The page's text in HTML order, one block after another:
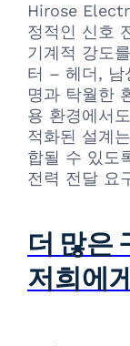
Hirose
정적인 신호
기계적 강도
터 – 헤더, 남
명과 탁월한
용 환경에서
적화된 설계
합될 수 있도
전력 전달 요
더 많은
저희에